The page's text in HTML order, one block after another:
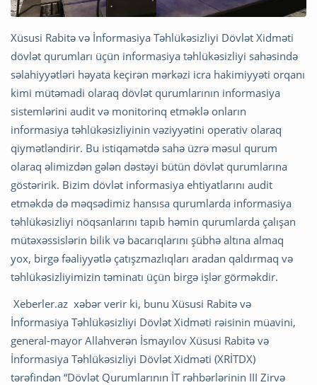
Xüsusi Rabitə və İnformasiya Təhlükəsizliyi Dövlət Xidməti
dövlət qurumları üçün informasiya təhlükəsizliyi sahəsində
səlahiyyətləri həyata keçirən mərkəzi icra hakimiyyəti orqanı
kimi mütəmadi olaraq dövlət qurumlarının informasiya
sistemlərini audit və monitorinq etməklə onların
informasiya təhlükəsizliyinin vəziyyətini operativ olaraq
qiymətləndirir. Bu istiqamətdə sahə üzrə məsul qurum
olaraq əlimizdən gələn dəstəyi bütün dövlət qurumlarına
göstəririk. Bizim dövlət informasiya ehtiyatlarını audit
etməkdə də məqsədimiz hansısa qurumlarda informasiya
təhlükəsizliyi nöqsanlarını tapıb həmin qurumlarda çalışan
mütəxəssislərin bilik və bacarıqlarını şübhə altına almaq
yox, birgə fəaliyyətlə çatışzmazlıqları aradan qaldırmaq və
təhlükəsizliyimizin təminatı üçün birgə işlər görməkdir.
Xeberler.az xəbər verir ki, bunu Xüsusi Rabitə və
İnformasiya Təhlükəsizliyi Dövlət Xidməti rəisinin müavini,
general-mayor Allahverən İsmayılov Xüsusi Rabitə və
İnformasiya Təhlükəsizliyi Dövlət Xidməti (XRİTDX)
tərəfindən “Dövlət Qurumlarının İT rəhbərlərinin III Zirvə